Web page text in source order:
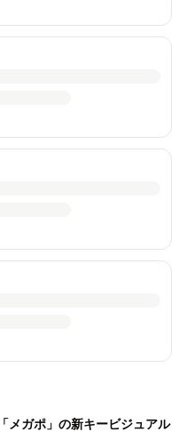
メガポ」の新キービジュアル